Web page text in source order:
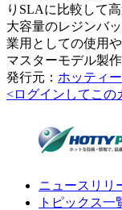
りSLAに比較して
大容量のレジンバ
業用としての使用
マスターモデル製作
発行元： ホッティ
<ログインしてこの
ニュースリリ
トピックス一